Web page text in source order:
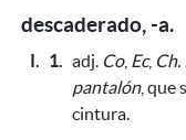
descaderado, -a.
I. 1. adj. Co, Ec, Ch.
pantalón, que
cintura.